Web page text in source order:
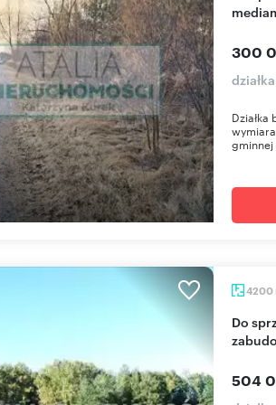
300
gminnej
4200
Do sprzedania działka 4200 m² z warunkami
504